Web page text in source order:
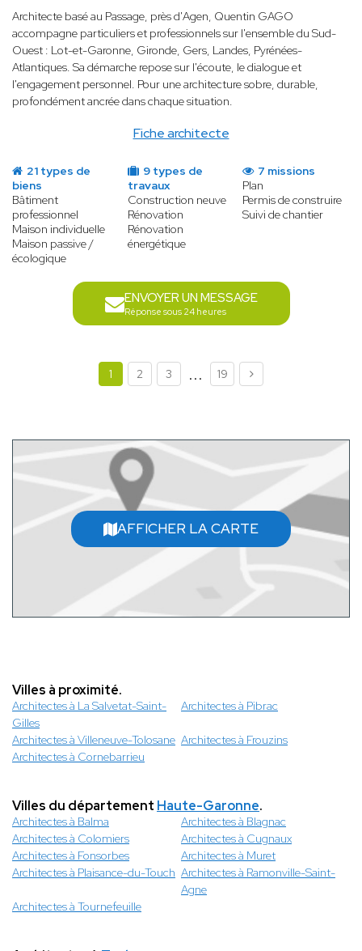
Fiche architecte
Architecte basé au Passage, près d'Agen, Quentin GAGO
accompagne particuliers et professionnels sur l'ensemble du Sud-
Ouest : Lot-et-Garonne, Gironde, Gers, Landes, Pyrénées-
Atlantiques. Sa démarche repose sur l'écoute, le dialogue et
l'engagement personnel. Pour une architecture sobre, durable,
profondément ancrée dans chaque situation.
21 types de
biens
Bâtiment
professionnel
Maison individuelle
Maison passive /
écologique
9 types de
travaux
Construction neuve
Rénovation
Rénovation
énergétique
7 missions
Plan
Permis de construire
Suivi de chantier
ENVOYER UN MESSAGE
Réponse sous 24 heures
1 2 3 ... 19
AFFICHER LA CARTE
Villes à proximité.
Architectes à La Salvetat-Saint-
Gilles
Architectes à Pibrac
Architectes à Villeneuve-Tolosane Architectes à Frouzins
Architectes à Cornebarrieu
Villes du département Haute-Garonne.
Architectes à Balma
Architectes à Blagnac
Architectes à Colomiers
Architectes à Cugnaux
Architectes à Fonsorbes
Architectes à Muret
Architectes à Plaisance-du-Touch Architectes à Ramonville-Saint-
Agne
Architectes à Tournefeuille